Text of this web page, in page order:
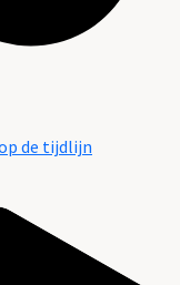
de tijdlijn